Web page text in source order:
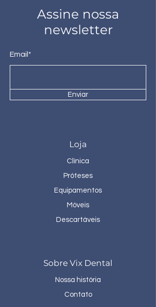
Assine nossa
newsletter
Email*
Enviar
Loja
Clínica
Próteses
Equipamentos
Móveis
Descartáveis
Sobre Vix Dental
Nossa história
Contato